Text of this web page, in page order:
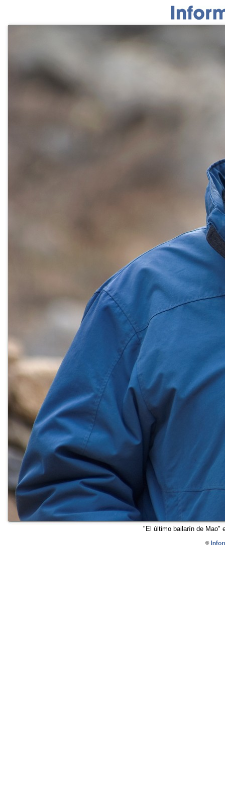
"El último bailarín de Mao"
©